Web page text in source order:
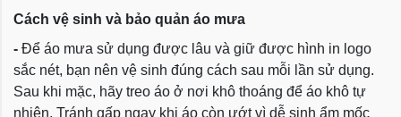
Cách vệ sinh và bảo quản áo mưa
- Để áo mưa sử dụng được lâu và giữ được hình in logo
sắc nét, bạn nên vệ sinh đúng cách sau mỗi lần sử dụng.
Sau khi mặc, hãy treo áo ở nơi khô thoáng để áo khô tự
nhiên. Tránh gấp ngay khi áo còn ướt vì dễ sinh ẩm mốc